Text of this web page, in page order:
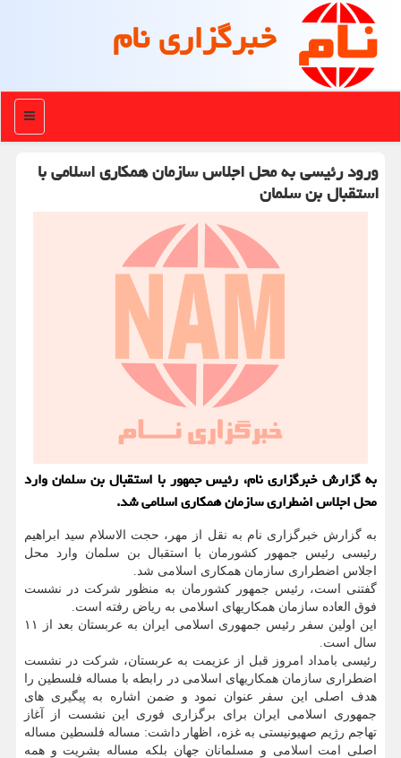
خبرگزاری نام
منو
ورود رئیسی به محل اجلاس سازمان همکاری اسلامی با
استقبال بن سلمان
به گزارش خبرگزاری نام، رئیس جمهور با استقبال بن سلمان وارد
محل اجلاس اضطراری سازمان همکاری اسلامی شد.
به گزارش خبرگزاری نام به نقل از مهر، حجت الاسلام سید ابراهیم
رئیسی رئیس جمهور کشورمان با استقبال بن سلمان وارد محل
اجلاس اضطراری سازمان همکاری اسلامی شد.
گفتنی است، رئیس جمهور کشورمان به منظور شرکت در نشست
فوق العاده سازمان همکاریهای اسلامی به ریاض رفته است.
این اولین سفر رئیس جمهوری اسلامی ایران به عربستان بعد از ۱۱
سال است.
رئیسی بامداد امروز قبل از عزیمت به عربستان، شرکت در نشست
اضطراری سازمان همکاریهای اسلامی در رابطه با مساله فلسطین را
هدف اصلی این سفر عنوان نمود و ضمن اشاره به پیگیری های
جمهوری اسلامی ایران برای برگزاری فوری این نشست از آغاز
تهاجم رژیم صهیونیستی به غزه، اظهار داشت: مساله فلسطین مساله
اصلی امت اسلامی و مسلمانان جهان بلکه مساله بشریت و همه